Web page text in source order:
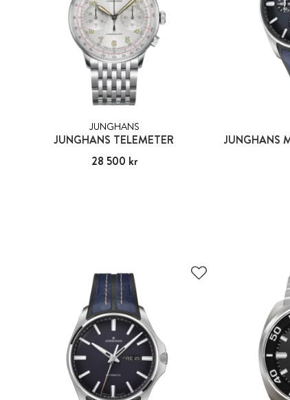
JUNGHANS
JUNGHANS TELEMETER
Pris:28 500 kr
28 500 kr